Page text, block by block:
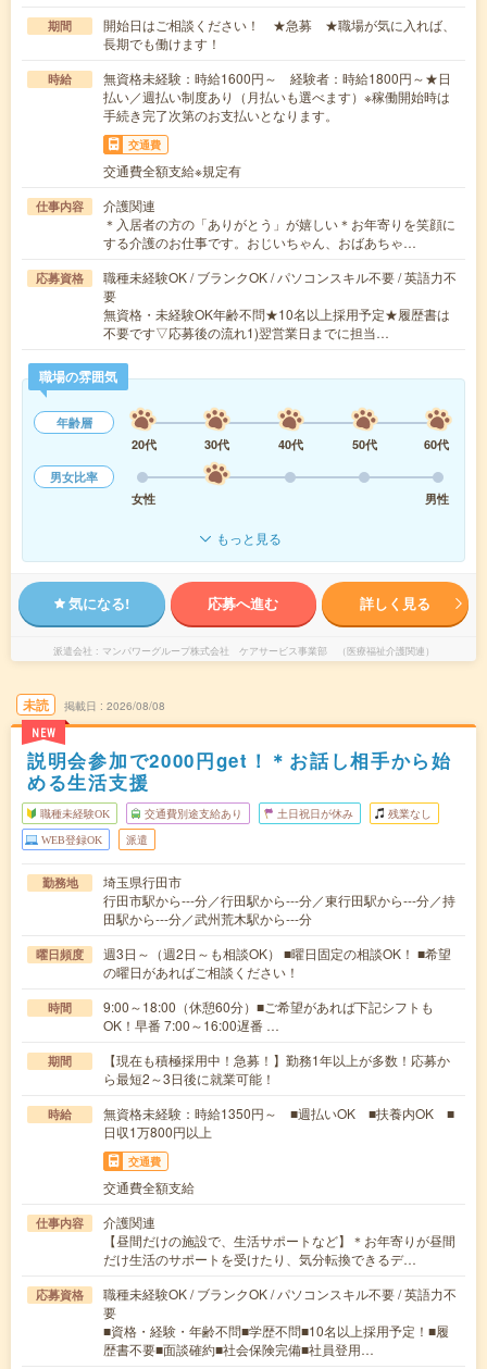
期間
開始日はご相談ください！ ★急募 ★職場が気に入れば、
長期でも働けます！
時給
無資格未経験：時給1600円～ 経験者：時給1800円～★日
払い／週払い制度あり（月払いも選べます）※稼働開始時は
手続き完了次第のお支払いとなります。
交通費
交通費全額支給※規定有
仕事内容
介護関連
＊入居者の方の「ありがとう」が嬉しい＊お年寄りを笑顔に
する介護のお仕事です。おじいちゃん、おばあちゃ…
応募資格
職種未経験OK / ブランクOK / パソコンスキル不要 / 英語力不
要
無資格・未経験OK年齢不問★10名以上採用予定★履歴書は
不要です▽応募後の流れ1)翌営業日までに担当…
職場の雰囲気
年齢層
20代
30代 40代 50代
60代
男女比率
女性
男性
もっと見る
気になる! 応募へ進む 詳しく見る
派遣会社 マンパワーグループ株式会社 ケアサービス事業部 （医療福祉介護関連）
未読
NEW
掲載日 2026/08/08
説明会参加で2000円get！＊お話し相手から始
める生活支援
職種未経験OK 交通費別途支給あり 土日祝日が休み 残業なし
WEB登録OK 派遣
勤務地
埼玉県行田市
行田市駅から---分／行田駅から---分／東行田駅から---分／持
田駅から---分／武州荒木駅から---分
曜日頻度
週3日～（週2日～も相談OK） ■曜日固定の相談OK！ ■希望
の曜日があればご相談ください！
時間
9:00～18:00（休憩60分）■ご希望があれば下記シフトも
OK！早番 7:00～16:00遅番 …
期間
【現在も積極採用中！急募！】勤務1年以上が多数！応募か
ら最短2～3日後に就業可能！
時給
無資格未経験：時給1350円～ ■週払いOK ■扶養内OK ■
日収1万800円以上
交通費
交通費全額支給
仕事内容
介護関連
【昼間だけの施設で、生活サポートなど】＊お年寄りが昼間
だけ生活のサポートを受けたり、気分転換できるデ…
応募資格
職種未経験OK / ブランクOK / パソコンスキル不要 / 英語力不
要
■資格・経験・年齢不問■学歴不問■10名以上採用予定！■履
歴書不要■面談確約■社会保険完備■社員登用…